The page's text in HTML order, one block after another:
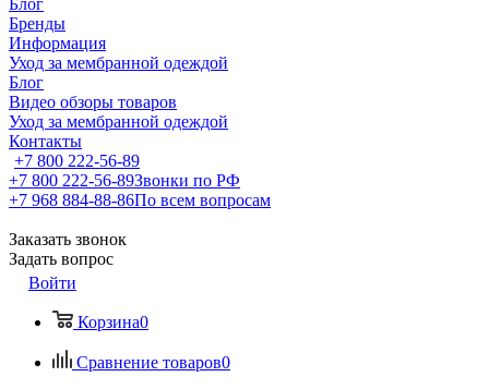
Блог
Бренды
Информация
Уход за мембранной одеждой
Блог
Видео обзоры товаров
Уход за мембранной одеждой
Контакты
+7 800 222-56-89
+7 800 222-56-89Звонки по РФ
+7 968 884-88-86По всем вопросам
Заказать звонок
Задать вопрос
Войти
Корзина0
Сравнение товаров0